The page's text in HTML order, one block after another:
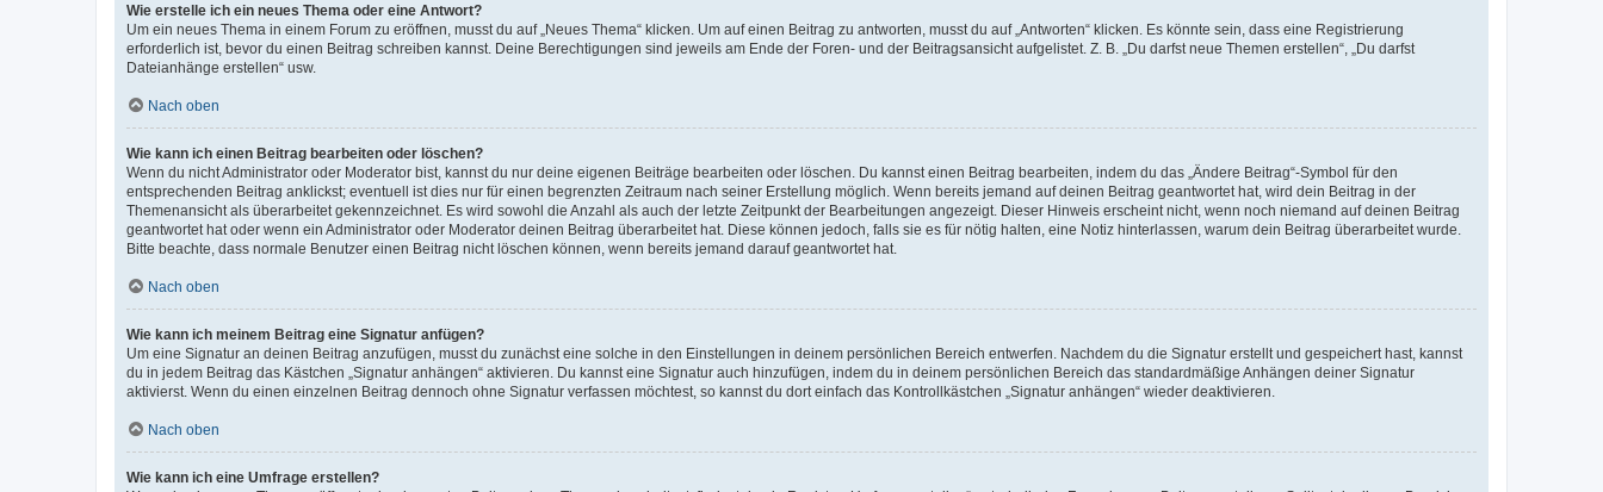
Wie erstelle ich ein neues Thema oder eine Antwort?
Um ein neues Thema in einem Forum zu eröffnen, musst du auf „Neues Thema“ klicken. Um auf einen Beitrag zu antworten, musst du auf „Antworten“ klicken. Es könnte sein, dass eine Registrierung
erforderlich ist, bevor du einen Beitrag schreiben kannst. Deine Berechtigungen sind jeweils am Ende der Foren- und der Beitragsansicht aufgelistet. Z. B. „Du darfst neue Themen erstellen“, „Du darfst
Dateianhänge erstellen“ usw.
Nach oben
Wie kann ich einen Beitrag bearbeiten oder löschen?
Wenn du nicht Administrator oder Moderator bist, kannst du nur deine eigenen Beiträge bearbeiten oder löschen. Du kannst einen Beitrag bearbeiten, indem du das „Ändere Beitrag“-Symbol für den
entsprechenden Beitrag anklickst; eventuell ist dies nur für einen begrenzten Zeitraum nach seiner Erstellung möglich. Wenn bereits jemand auf deinen Beitrag geantwortet hat, wird dein Beitrag in der
Themenansicht als überarbeitet gekennzeichnet. Es wird sowohl die Anzahl als auch der letzte Zeitpunkt der Bearbeitungen angezeigt. Dieser Hinweis erscheint nicht, wenn noch niemand auf deinen Beitrag
geantwortet hat oder wenn ein Administrator oder Moderator deinen Beitrag überarbeitet hat. Diese können jedoch, falls sie es für nötig halten, eine Notiz hinterlassen, warum dein Beitrag überarbeitet wurde.
Bitte beachte, dass normale Benutzer einen Beitrag nicht löschen können, wenn bereits jemand darauf geantwortet hat.
Nach oben
Wie kann ich meinem Beitrag eine Signatur anfügen?
Um eine Signatur an deinen Beitrag anzufügen, musst du zunächst eine solche in den Einstellungen in deinem persönlichen Bereich entwerfen. Nachdem du die Signatur erstellt und gespeichert hast, kannst
du in jedem Beitrag das Kästchen „Signatur anhängen“ aktivieren. Du kannst eine Signatur auch hinzufügen, indem du in deinem persönlichen Bereich das standardmäßige Anhängen deiner Signatur
aktivierst. Wenn du einen einzelnen Beitrag dennoch ohne Signatur verfassen möchtest, so kannst du dort einfach das Kontrollkästchen „Signatur anhängen“ wieder deaktivieren.
Nach oben
Wie kann ich eine Umfrage erstellen?